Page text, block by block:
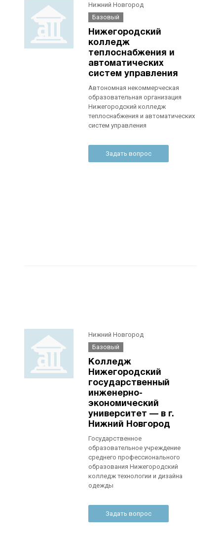
Нижний Новгород
Базовый
Нижегородский
колледж
теплоснабжения и
автоматических
систем управления
Автономная некоммерческая
образовательная организация
Нижегородский колледж
теплоснабжения и автоматических
систем управления
Задать вопрос
Нижний Новгород
Базовый
Колледж
Нижегородский
государственный
инженерно-
экономический
университет — в г.
Нижний Новгород
Государственное
образовательное учреждение
среднего профессионального
образования Нижегородский
колледж технологии и дизайна
одежды
Задать вопрос